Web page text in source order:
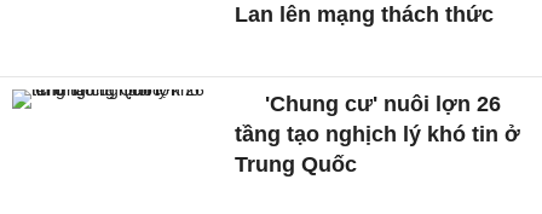
Lan lên mạng thách thức
'Chung cư' nuôi lợn 26
tầng tạo nghịch lý khó tin ở
Trung Quốc